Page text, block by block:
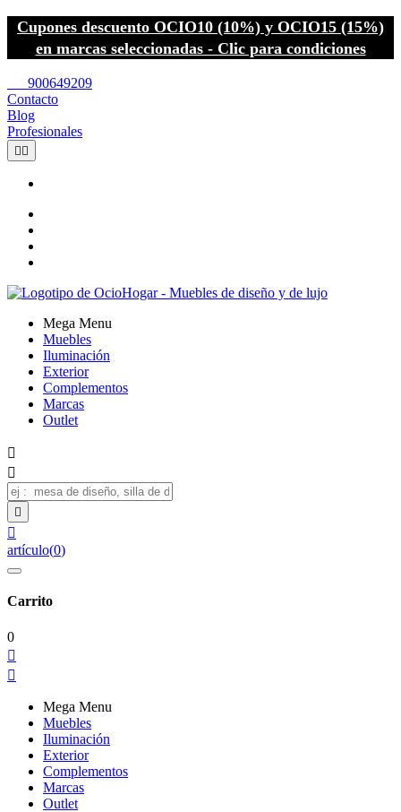
Cupones descuento OCIO10 (10%) y OCIO15 (15%)
en marcas seleccionadas - Clic para condiciones
900649209
Contacto
Blog
Profesionales
 
Mega Menu
Muebles
Iluminación
Exterior
Complementos
Marcas
Outlet




artículo(0)
Carrito
0


Mega Menu
Muebles
Iluminación
Exterior
Complementos
Marcas
Outlet